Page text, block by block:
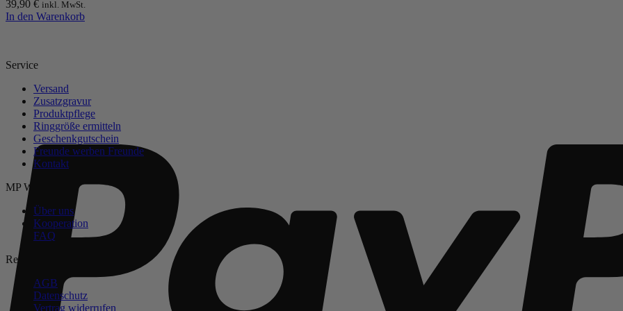
39,90 € inkl. MwSt.
In den Warenkorb
Service
Versand
Zusatzgravur
Produktpflege
Ringgröße ermitteln
Geschenkgutschein
Freunde werben Freunde
Kontakt
MP Welt
Über uns
Kooperation
FAQ
Rechtliches
AGB
Datenschutz
Vertrag widerrufen